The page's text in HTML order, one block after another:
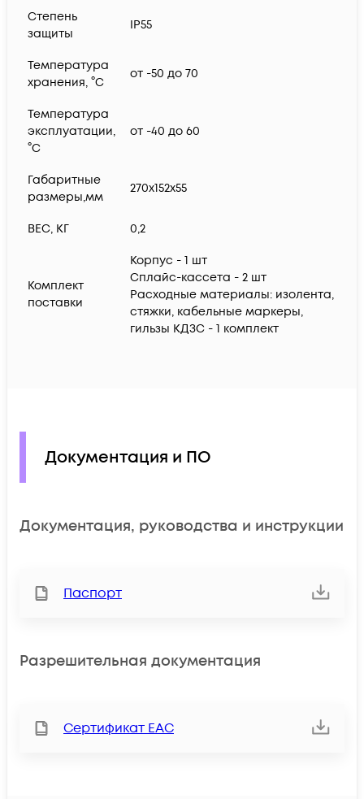
Степень
защиты
IP55
Температура
хранения, °C
от -50 до 70
Температура
эксплуатации,
°C
от -40 до 60
Габаритные
размеры,мм
270х152х55
ВЕС, КГ 0,2
Комплект
поставки
Корпус - 1 шт
Сплайс-кассета - 2 шт
Расходные материалы: изолента,
стяжки, кабельные маркеры,
гильзы КДЗС - 1 комплект
Документация и ПО
Документация, руководства и инструкции
Паспорт
Разрешительная документация
Сертификат ЕАС